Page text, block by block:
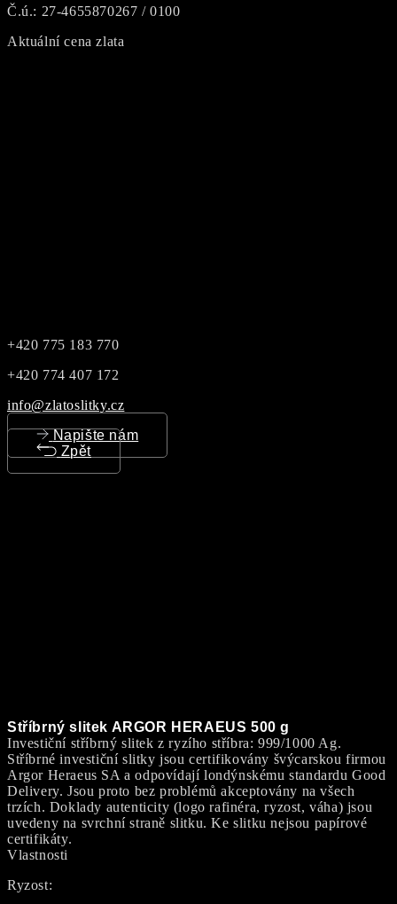
Č.ú.: 27-4655870267 / 0100
Aktuální cena zlata
+420 775 183 770
+420 774 407 172
info@zlatoslitky.cz
Napište nám
Zpět
Stříbrný slitek ARGOR HERAEUS 500 g
Investiční stříbrný slitek z ryzího stříbra: 999/1000 Ag.
Stříbrné investiční slitky jsou certifikovány švýcarskou firmou
Argor Heraeus SA a odpovídají londýnskému standardu Good
Delivery. Jsou proto bez problémů akceptovány na všech
trzích. Doklady autenticity (logo rafinéra, ryzost, váha) jsou
uvedeny na svrchní straně slitku. Ke slitku nejsou papírové
certifikáty.
Vlastnosti
Ryzost: